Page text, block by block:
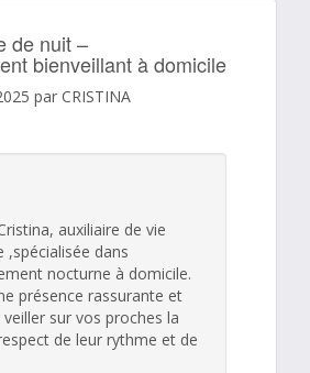
de nuit –
bienveillant à domicile
par CRISTINA
auxiliaire de vie
,spécialisée dans
nocturne à domicile.
présence rassurante et
sur vos proches la
de leur rythme et de